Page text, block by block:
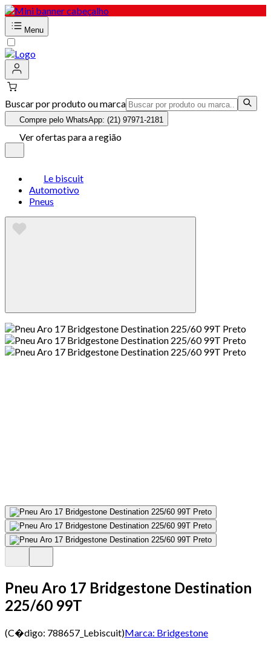
Menu
Buscar por produto ou marca
Compre pelo WhatsApp: (21) 97971-2181
Ver ofertas para a região
Le biscuit
Automotivo
Pneus
Pneu Aro 17 Bridgestone Destination
225/60 99T
(C�digo: 788657_Lebiscuit)Marca: Bridgestone